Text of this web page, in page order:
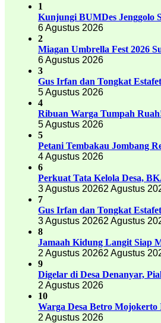
1
Kunjungi BUMDes Jenggolo
6 Agustus 2026
2
Miagan Umbrella Fest 2026
6 Agustus 2026
3
Gus Irfan dan Tongkat
5 Agustus 2026
4
Ribuan Warga Tumpah
5 Agustus 2026
5
Petani Tembakau Jombang
4 Agustus 2026
6
Perkuat Tata Kelola Desa,
3 Agustus 20262 Agustus
7
Gus Irfan dan Tongkat
3 Agustus 20262 Agustus
8
Jamaah Kidung Langit Siap
2 Agustus 20262 Agustus
9
Digelar di Desa Denanyar,
2 Agustus 2026
10
Warga Desa Betro
2 Agustus 2026